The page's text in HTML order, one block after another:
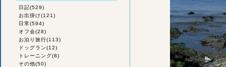
日記(529)
お出掛け(121)
日常(594)
オフ会(28)
お泊り旅行(113)
ドッグラン(12)
トレーニング(8)
その他(50)